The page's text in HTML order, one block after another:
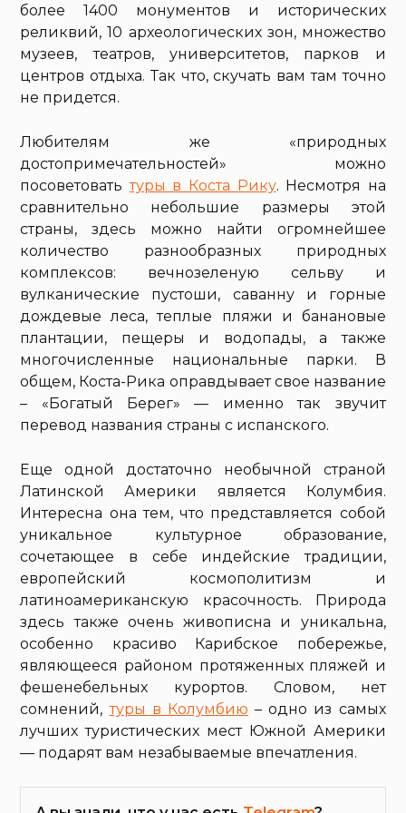
более 1400 монументов и исторических
реликвий, 10 археологических зон, множество
музеев, театров, университетов, парков и
центров отдыха. Так что, скучать вам там точно
не придется.
Любителям же «природных
достопримечательностей» можно
посоветоватьтуры в Коста Рику. Несмотря на
сравнительно небольшие размеры этой
страны, здесь можно найти огромнейшее
количество разнообразных природных
комплексов: вечнозеленую сельву и
вулканические пустоши, саванну и горные
дождевые леса, теплые пляжи и банановые
плантации, пещеры и водопады, а также
многочисленные национальные парки. В
общем, Коста-Рика оправдывает свое название
– «Богатый Берег» — именно так звучит
перевод названия страны с испанского.
Еще одной достаточно необычной страной
Латинской Америки является Колумбия.
Интересна она тем, что представляется собой
уникальное культурное образование,
сочетающее в себе индейские традиции,
европейский космополитизм и
латиноамериканскую красочность. Природа
здесь также очень живописна и уникальна,
особенно красиво Карибское побережье,
являющееся районом протяженных пляжей и
фешенебельных курортов. Словом, нет
сомнений,туры в Колумбию – одно из самых
лучших туристических мест Южной Америки
— подарят вам незабываемые впечатления.